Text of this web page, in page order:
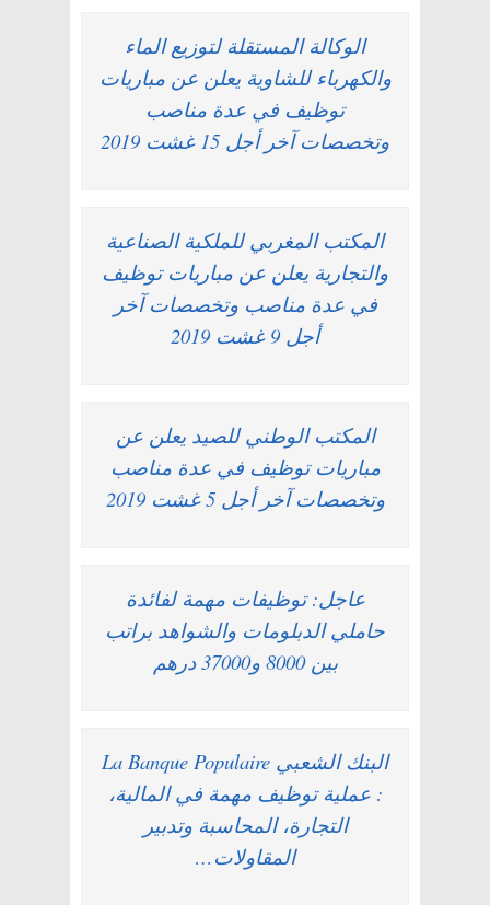
الوكالة المستقلة لتوزيع الماء
والكهرباء للشاوية يعلن عن مباريات
توظيف في عدة مناصب
وتخصصات آخر أجل 15 غشت 2019
المكتب المغربي للملكية الصناعية
والتجارية يعلن عن مباريات توظيف
في عدة مناصب وتخصصات آخر
أجل 9 غشت 2019
المكتب الوطني للصيد يعلن عن
مباريات توظيف في عدة مناصب
وتخصصات آخر أجل 5 غشت 2019
عاجل: توظيفات مهمة لفائدة
حاملي الدبلومات والشواهد براتب
بين 8000 و37000 درهم
البنك الشعبي La Banque Populaire
: عملية توظيف مهمة في المالية،
التجارة، المحاسبة وتدبير
المقاولات…